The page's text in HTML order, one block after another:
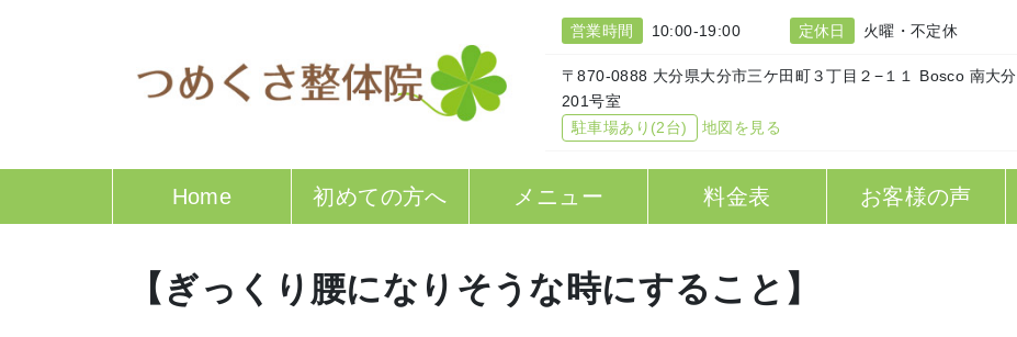
営業時間 10:00-19:00 定休日 火曜・不定休
〒870-0888 大分県大分市三ケ田町３丁目２−１１ Bosco 南大分
201号室
駐車場あり(2台)
地図を見る
Home 初めての方へ メニュー 料金表 お客様の声
【ぎっくり腰になりそうな時にすること】